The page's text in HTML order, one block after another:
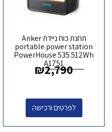
תחנת כוח ניידת Anker
portable power station
PowerHouse 535 512Wh
A1751
₪2,790
לפרטים ורכישה